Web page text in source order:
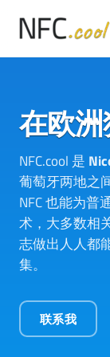
在欧洲
NFC.cool 是
葡萄牙两地之
NFC 也能为普
术，大多数相
志做出人人都
集。
联系我